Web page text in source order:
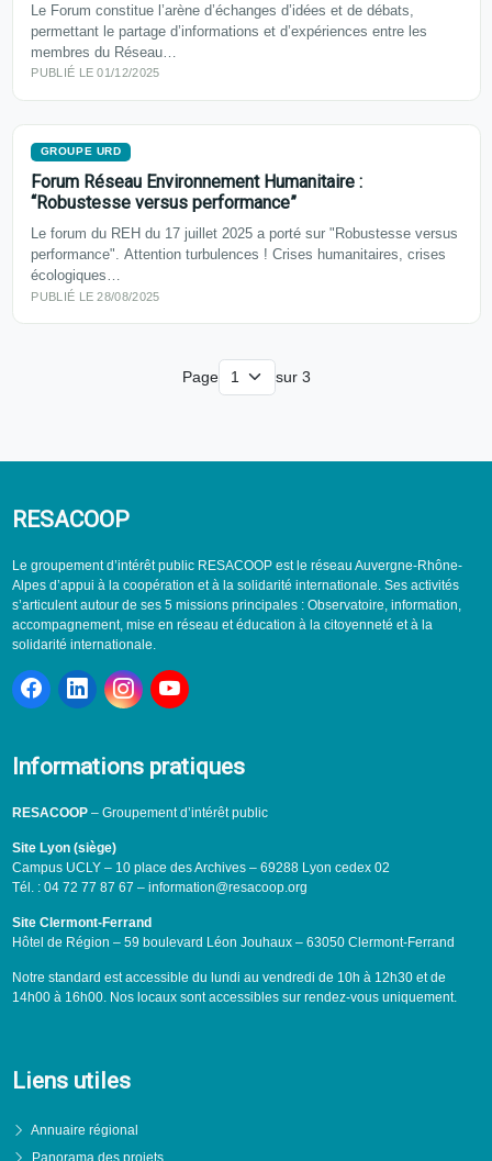
Le Forum constitue l’arène d’échanges d’idées et de débats,
permettant le partage d’informations et d’expériences entre les
membres du Réseau…
PUBLIÉ LE 01/12/2025
GROUPE URD
Forum Réseau Environnement Humanitaire :
“Robustesse versus performance”
Le forum du REH du 17 juillet 2025 a porté sur "Robustesse versus
performance". Attention turbulences ! Crises humanitaires, crises
écologiques…
PUBLIÉ LE 28/08/2025
Page sur 3
RESACOOP
Le groupement d’intérêt public RESACOOP est le réseau Auvergne-Rhône-
Alpes d’appui à la coopération et à la solidarité internationale. Ses activités
s’articulent autour de ses 5 missions principales : Observatoire, information,
accompagnement, mise en réseau et éducation à la citoyenneté et à la
solidarité internationale.
Informations pratiques
RESACOOP– Groupement d’intérêt public
Site Lyon (siège)
Campus UCLY – 10 place des Archives – 69288 Lyon cedex 02
Tél. : 04 72 77 87 67 – information@resacoop.org
Site Clermont-Ferrand
Hôtel de Région – 59 boulevard Léon Jouhaux – 63050 Clermont-Ferrand
Notre standard est accessible du lundi au vendredi de 10h à 12h30 et de
14h00 à 16h00. Nos locaux sont accessibles sur rendez-vous uniquement.
Liens utiles
Annuaire régional